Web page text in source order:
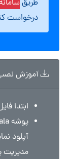
طریق
درخواست
آموزش
ابتدا
آپلود
مدیریت